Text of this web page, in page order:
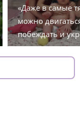
«Даже в самые
можно
побеждать и